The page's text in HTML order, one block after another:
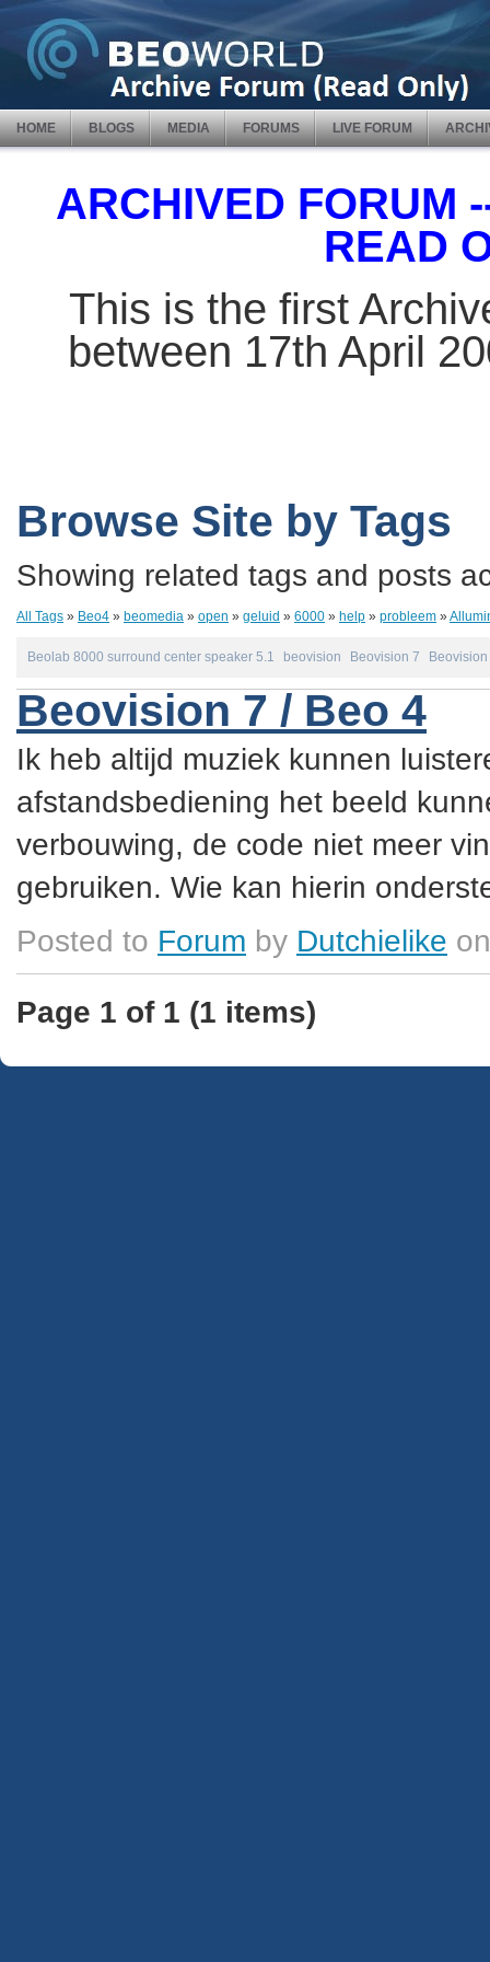
HOME BLOGS MEDIA FORUMS LIVE FORUM
ARCHIVED FORUM
READ
This is the first
between 17th April
Browse Site by Tags
Showing related tags and posts
All Tags » Beo4 » beomedia » open » geluid » 6000 » help » probleem »
Beolab 8000 surround center speaker 5.1 beovision Beovision 7
Beovision 7 / Beo 4
Ik heb altijd muziek kunnen
afstandsbediening het beeld
verbouwing, de code niet meer
gebruiken. Wie kan hierin
Posted to Forum by Dutchielike
Page 1 of 1 (1 items)